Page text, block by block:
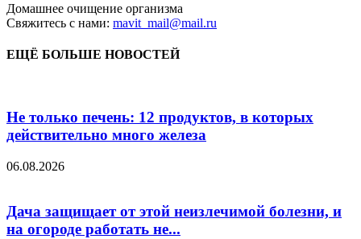
Домашнее очищение организма
Свяжитесь с нами: mavit_mail@mail.ru
ЕЩЁ БОЛЬШЕ НОВОСТЕЙ
Не только печень: 12 продуктов, в которых
действительно много железа
06.08.2026
Дача защищает от этой неизлечимой болезни, и
на огороде работать не...